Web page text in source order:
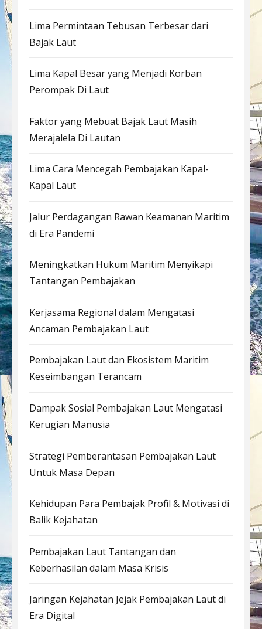
Lima Permintaan Tebusan Terbesar dari
Bajak Laut
Lima Kapal Besar yang Menjadi Korban
Perompak Di Laut
Faktor yang Mebuat Bajak Laut Masih
Merajalela Di Lautan
Lima Cara Mencegah Pembajakan Kapal-
Kapal Laut
Jalur Perdagangan Rawan Keamanan Maritim
di Era Pandemi
Meningkatkan Hukum Maritim Menyikapi
Tantangan Pembajakan
Kerjasama Regional dalam Mengatasi
Ancaman Pembajakan Laut
Pembajakan Laut dan Ekosistem Maritim
Keseimbangan Terancam
Dampak Sosial Pembajakan Laut Mengatasi
Kerugian Manusia
Strategi Pemberantasan Pembajakan Laut
Untuk Masa Depan
Kehidupan Para Pembajak Profil & Motivasi di
Balik Kejahatan
Pembajakan Laut Tantangan dan
Keberhasilan dalam Masa Krisis
Jaringan Kejahatan Jejak Pembajakan Laut di
Era Digital